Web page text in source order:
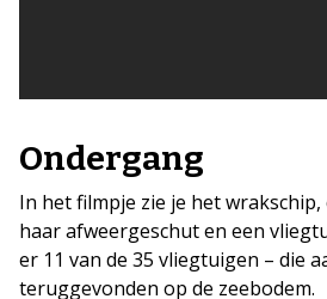
Ondergang
In het filmpje zie je het
haar afweergeschut en een
er 11 van de 35 vliegtuigen – die
teruggevonden op de zeebodem.